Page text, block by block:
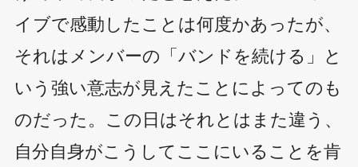
イブで感動したことは何度かあったが、
それはメンバーの「バンドを続ける」と
いう強い意志が見えたことによってのも
のだった。この日はそれとはまた違う、
自分自身がこうしてここにいることを肯